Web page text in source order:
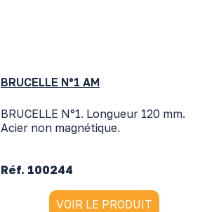
BRUCELLE N°1 AM
BRUCELLE N°1. Longueur 120 mm.
Acier non magnétique.
Réf. 100244
VOIR LE PRODUIT